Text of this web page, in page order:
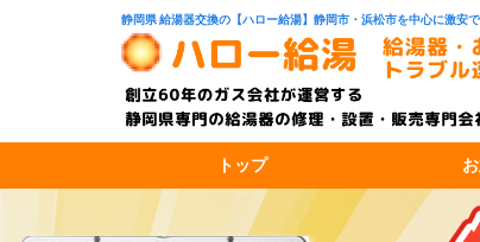
静岡県 給湯器交換の【ハロー給湯】静岡市・浜松市を中心に激安で
トップ